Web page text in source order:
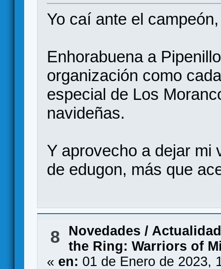
Yo caí ante el
Enhorabuena a
organización como
especial de Los
navideñas.
Y aprovecho a dejar mi
de edugon, más que
8
Novedades / Actualidad
the Ring: Warriors of
« en: 01 de Enero de 2023,